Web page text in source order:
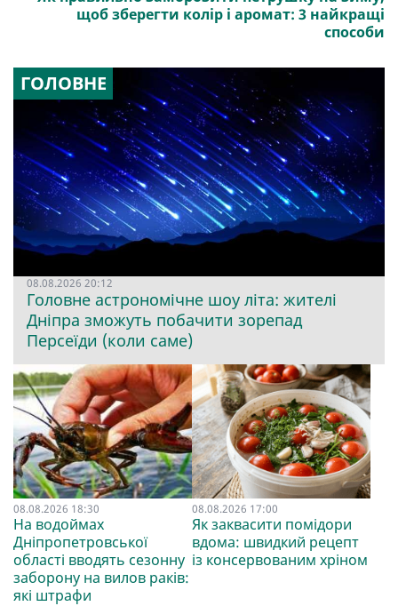
щоб зберегти колір і аромат: 3 найкращі
способи
ГОЛОВНЕ
08.08.2026 20:12
Головне астрономічне шоу літа: жителі
Дніпра зможуть побачити зорепад
Персеїди (коли саме)
08.08.2026 18:30
На водоймах
Дніпропетровської
області вводять сезонну
заборону на вилов раків:
які штрафи
08.08.2026 17:00
Як заквасити помідори
вдома: швидкий рецепт
із консервованим хріном